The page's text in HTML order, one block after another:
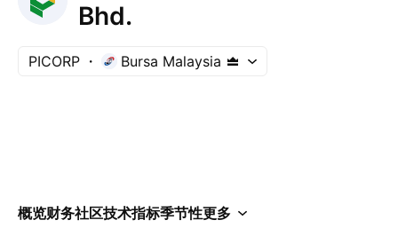
Bhd.
PICORP Bursa Malaysia
概览财务社区技术指标季节性更多